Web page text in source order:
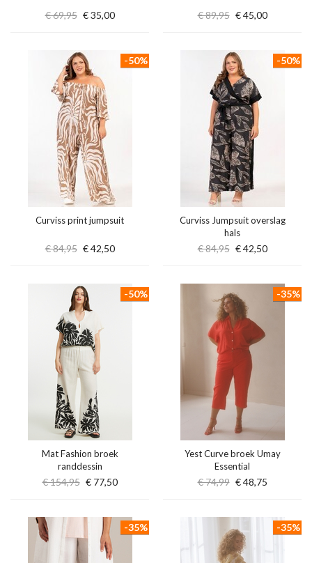
€ 69,95 € 35,00 € 89,95 € 45,00
Curviss print jumpsuit
€ 84,95 € 42,50
-50%
Curviss Jumpsuit overslag
hals
€ 84,95 € 42,50
-50%
Mat Fashion broek
randdessin
€ 154,95 € 77,50
-50%
Yest Curve broek Umay
Essential
€ 74,99 € 48,75
-35%
-35% -35%